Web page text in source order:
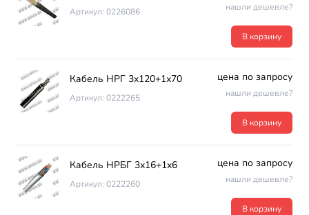
Артикул: 0226086 нашли дешевле?
В корзину
Кабель НРГ 3х120+1х70
Артикул: 0222265
цена по запросу
нашли дешевле?
В корзину
Кабель НРБГ 3х16+1х6
Артикул: 0222260
цена по запросу
нашли дешевле?
В корзину